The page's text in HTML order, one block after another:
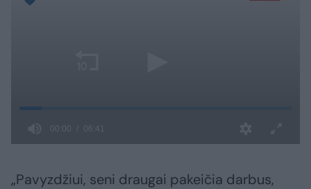
„Pavyzdžiui, seni draugai pakeičia darbus,